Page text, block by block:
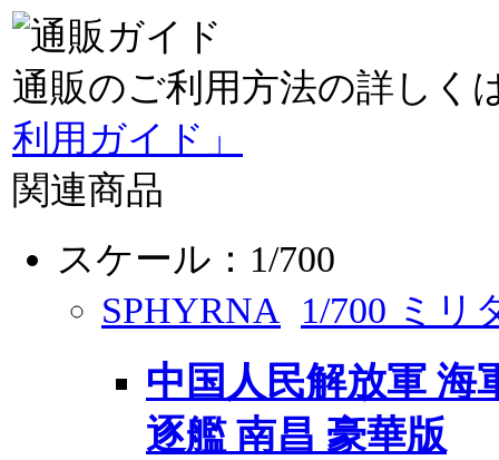
通販のご利用方法の詳しく
利用ガイド」
関連商品
スケール：1/700
SPHYRNA
1/700 ミリ
中国人民解放軍 海
逐艦 南昌 豪華版